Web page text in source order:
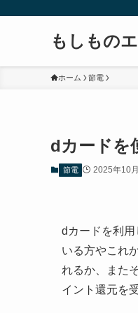
もしもの
ホーム 節電
dカードを
節電 2025年10
dカードを利
いる方やこれ
れるか、また
イント還元を